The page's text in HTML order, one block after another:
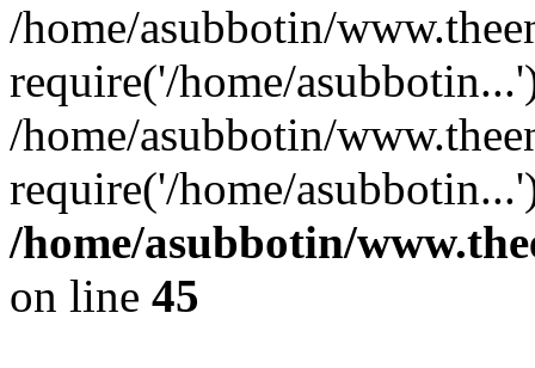
/home/asubbotin/
require('/home/
/home/asubbotin/
require('/home/
/home/asubbotin/
on line 45